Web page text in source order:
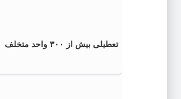
تعطیلی بیش از ۳۰۰ واحد متخلف